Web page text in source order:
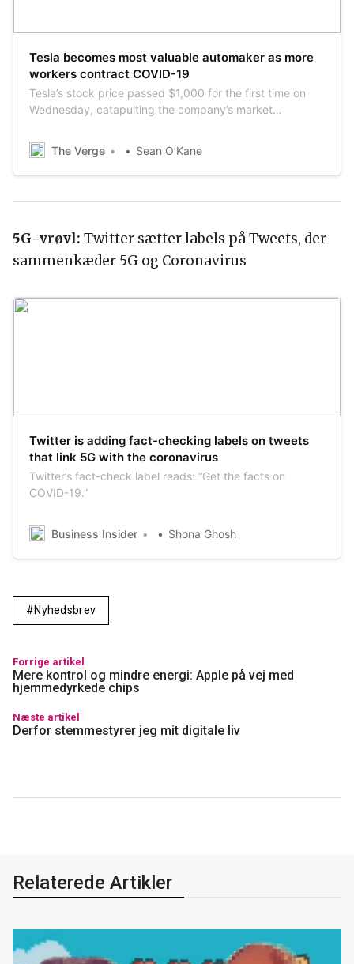
Tesla becomes most valuable automaker as more
workers contract COVID-19
Tesla’s stock price passed $1,000 for the first time on
Wednesday, catapulting the company’s market
valuable automaker in the world. But like other
automakers, the company is now dealing with new
COVID-19 cases.
The Verge Sean O’Kane
5G-vrøvl: Twitter sætter labels på Tweets, der
sammenkæder 5G og Coronavirus
Twitter is adding fact-checking labels on tweets
that link 5G with the coronavirus
Twitter’s fact-check label reads: “Get the facts on
COVID-19.”
Business Insider Shona Ghosh
Nyhedsbrev
Forrige artikel
Mere kontrol og mindre energi: Apple på vej med
hjemmedyrkede chips
Næste artikel
Derfor stemmestyrer jeg mit digitale liv
Relaterede Artikler